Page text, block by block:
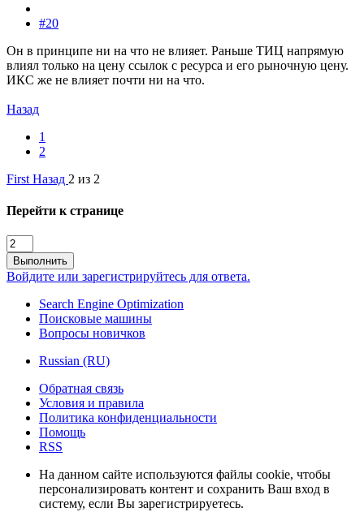
#20
Он в принципе ни на что не влияет. Раньше ТИЦ напрямую
влиял только на цену ссылок с ресурса и его рыночную цену.
ИКС же не влияет почти ни на что.
Назад
1
2
First Назад 2 из 2
Перейти к странице
Выполнить
Войдите или зарегистрируйтесь для ответа.
Search Engine Optimization
Поисковые машины
Вопросы новичков
Russian (RU)
Обратная связь
Условия и правила
Политика конфиденциальности
Помощь
RSS
На данном сайте используются файлы cookie, чтобы
персонализировать контент и сохранить Ваш вход в
систему, если Вы зарегистрируетесь.